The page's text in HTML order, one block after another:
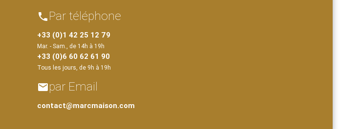
phone Par téléphone
+33 (0)1 42 25 12 79
Mar. - Sam., de 14h à 19h
+33 (0)6 60 62 61 90
Tous les jours, de 9h à 19h
emailpar Email
contact@marcmaison.com